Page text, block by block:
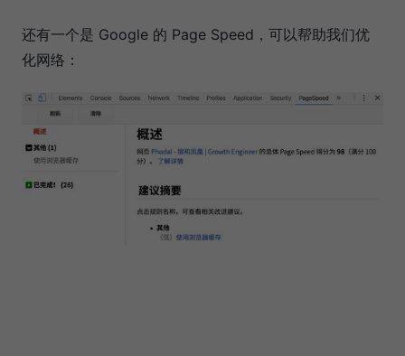
还有一个是 Google 的 Page Speed，可以帮助我们优
化网络：